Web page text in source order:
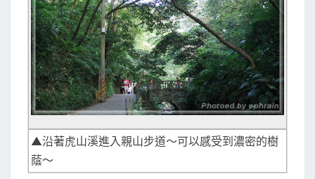
▲沿著虎山溪進入親山步道～可以感受到濃密的樹
蔭～